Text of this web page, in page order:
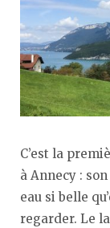
C’est la
à Annecy :
eau si belle
regarder. Le